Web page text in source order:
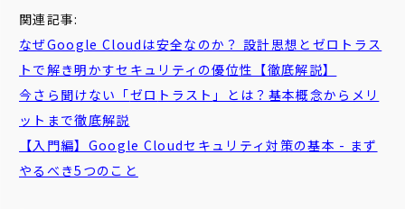
関連記事:
なぜGoogle Cloudは安全なのか？ 設計思想とゼロトラス
トで解き明かすセキュリティの優位性【徹底解説】
今さら聞けない「ゼロ トラスト 」とは？基本概念からメリ
ットまで徹底解説
【入門編】Google Cloudセキュリティ対策の基本 - まず
やるべき5つのこと